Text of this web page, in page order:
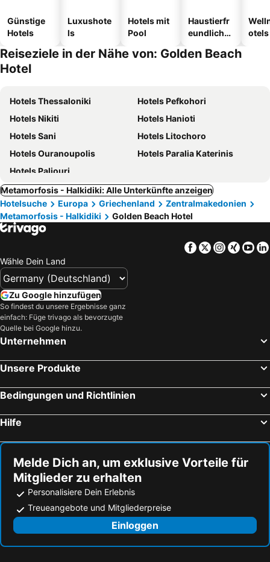
Günstige
Hotels
Luxushote
ls
Hotels mit
Pool
Haustierfr
eundliche
otels
Reiseziele in der Nähe von: Golden Beach
Hotel
Hotels Thessaloniki
Hotels Pefkohori
Hotels Nikiti
Hotels Hanioti
Hotels Sani
Hotels Litochoro
Hotels Ouranoupolis
Hotels Paralia Katerinis
Hotels Paliouri
Metamorfosis - Halkidiki: Alle Unterkünfte anzeigen
Hotelsuche
Europa Griechenland
Zentralmakedonien
Metamorfosis - Halkidiki
Golden Beach Hotel
Facebook
TwitterXing
Wähle Dein Land
Zu Google hinzufügen
So findest du unsere Ergebnisse ganz
einfach: Füge trivago als bevorzugte
Quelle bei Google hinzu.
Unternehmen
Unsere Produkte
Bedingungen und Richtlinien
Hilfe
Melde Dich an, um exklusive Vorteile für
Mitglieder zu erhalten
Personalisiere Dein Erlebnis
Treueangebote und Mitgliederpreise
Einloggen